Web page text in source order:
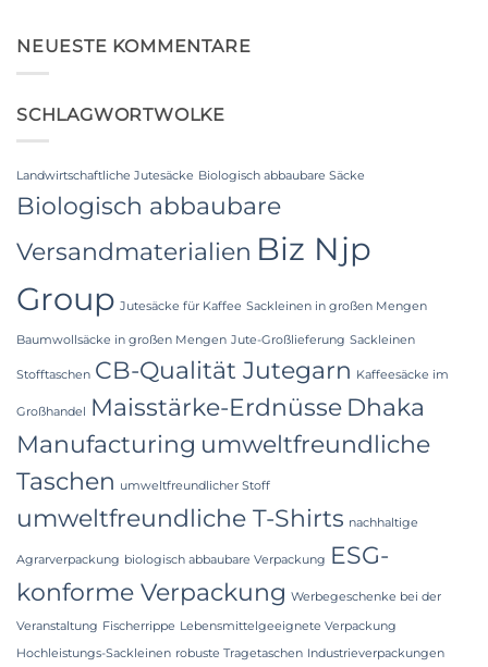
Woven
Bags
a
Premier
in
Food
Grade
High-
NEUESTE KOMMENTARE
SCHLAGWORTWOLKE
Landwirtschaftliche Jutesäcke Biologisch abbaubare Säcke
Biologisch abbaubare
Versandmaterialien Biz Njp
Group Jutesäcke für Kaffee Sackleinen in großen Mengen
Baumwollsäcke in großen Mengen Jute-Großlieferung Sackleinen
Stofftaschen CB-Qualität Jutegarn Kaffeesäcke im
Großhandel Maisstärke-Erdnüsse Dhaka
Manufacturing umweltfreundliche
Taschen umweltfreundlicher Stoff
umweltfreundliche T-Shirts nachhaltige
Agrarverpackung biologisch abbaubare Verpackung ESG-
konforme Verpackung Werbegeschenke bei der
Veranstaltung Fischerrippe Lebensmittelgeeignete Verpackung
Hochleistungs-Sackleinen robuste Tragetaschen Industrieverpackungen